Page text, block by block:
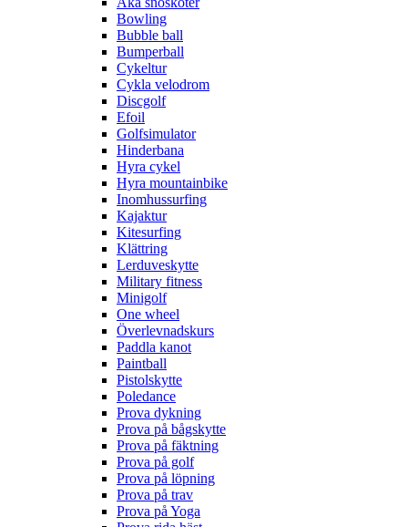
Bowling
Bubble ball
Bumperball
Cykeltur
Cykla velodrom
Discgolf
Efoil
Golfsimulator
Hinderbana
Hyra cykel
Hyra mountainbike
Inomhussurfing
Kajaktur
Kitesurfing
Klättring
Lerduveskytte
Military fitness
Minigolf
One wheel
Överlevnadskurs
Paddla kanot
Paintball
Pistolskytte
Poledance
Prova dykning
Prova på bågskytte
Prova på fäktning
Prova på golf
Prova på löpning
Prova på trav
Prova på Yoga